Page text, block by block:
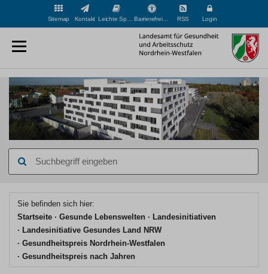
Sitemap Kontakt Barrierefreiheit RSS Login
eingeben
Sie befinden sich hier:
Startseite
Gesunde Lebenswelten
Landesinitiativen
Landesinitiative Gesundes Land NRW
Gesundheitspreis Nordrhein-Westfalen
Gesundheitspreis nach Jahren